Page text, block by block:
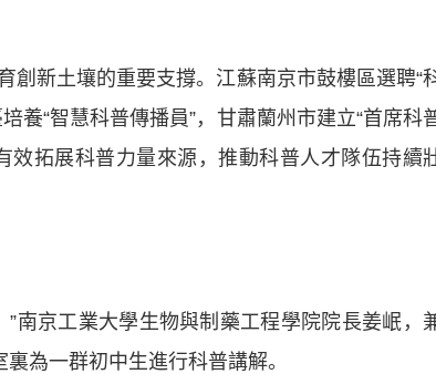
新土壤的重要支撐。江蘇南京市鼓樓區選聘“
養“智慧科普傳播員”，甘肅蘭州市建立“首席科
拓展科普力量來源，推動科普人才隊伍持續
京工業大學生物與制藥工程學院院長姜岷，
為一群初中生進行科普講解。